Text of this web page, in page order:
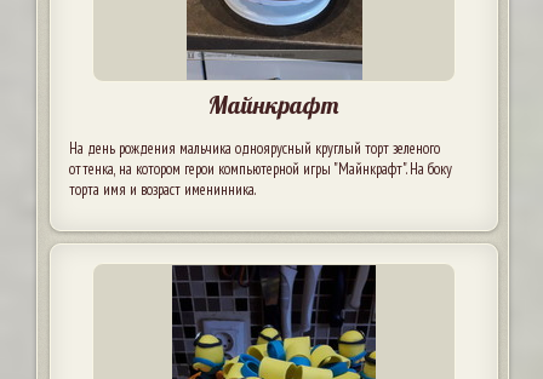
Майнкрафт
На день рождения мальчика одноярусный круглый торт зеленого
оттенка, на котором герои компьютерной игры "Майнкрафт". На боку
торта имя и возраст именинника.